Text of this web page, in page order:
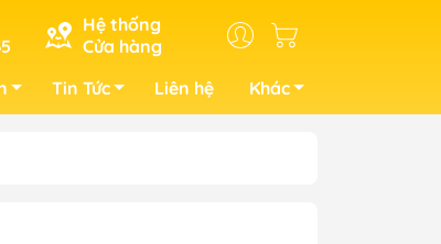
Hệ thống
Cửa hàng
Tin Tức Liên hệ Khác